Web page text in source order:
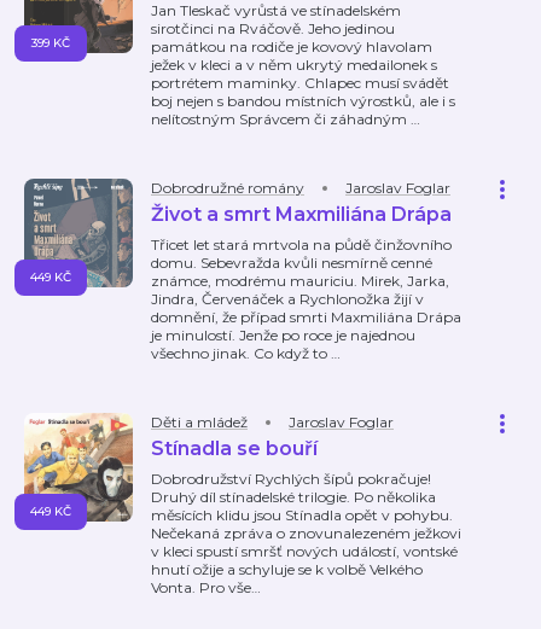
Jan Tleskač vyrůstá ve stínadelském
sirotčinci na Rváčově. Jeho jedinou
památkou na rodiče je kovový hlavolam
ježek v kleci a v něm ukrytý medailonek s
portrétem maminky. Chlapec musí svádět
boj nejen s bandou místních výrostků, ale i s
nelítostným Správcem či záhadným …
399 KČ
Dobrodružné romány Jaroslav Foglar
Život a smrt Maxmiliána Drápa
Třicet let stará mrtvola na půdě činžovního
domu. Sebevražda kvůli nesmírně cenné
známce, modrému mauriciu. Mirek, Jarka,
Jindra, Červenáček a Rychlonožka žijí v
domnění, že případ smrti Maxmiliána Drápa
je minulostí. Jenže po roce je najednou
všechno jinak. Co když to …
449 KČ
Děti a mládež Jaroslav Foglar
Stínadla se bouří
Dobrodružství Rychlých šípů pokračuje!
Druhý díl stínadelské trilogie. Po několika
měsících klidu jsou Stínadla opět v pohybu.
Nečekaná zpráva o znovunalezeném ježkovi
v kleci spustí smršť nových událostí, vontské
hnutí ožije a schyluje se k volbě Velkého
Vonta. Pro vše…
449 KČ